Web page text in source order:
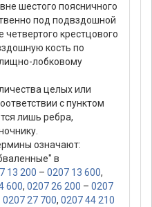
шестого поясничного
под подвздошной
четвертого крестцового
кость по
лобковому
целых или
с пунктом
лишь ребра,
означают:
в
13 200 – 0207 13 600,
600, 0207 26 200 – 0207
0207 27 700, 0207 44 210